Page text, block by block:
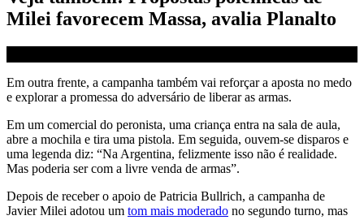
Milei favorecem Massa, avalia Planalto
Em outra frente, a campanha também vai reforçar a aposta no medo
e explorar a promessa do adversário de liberar as armas.
Em um comercial do peronista, uma criança entra na sala de aula,
abre a mochila e tira uma pistola. Em seguida, ouvem-se disparos e
uma legenda diz: “Na Argentina, felizmente isso não é realidade.
Mas poderia ser com a livre venda de armas”.
Depois de receber o apoio de Patricia Bullrich, a campanha de
Javier Milei adotou um tom mais moderado no segundo turno, mas